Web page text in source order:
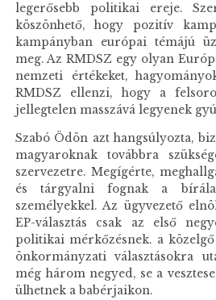
legerősebb politikai ereje.
köszönhető, hogy pozitív
kampányban európai témájú
meg. Az RMDSZ egy olyan
nemzeti értékeket,
RMDSZ ellenzi, hogy a
jellegtelen masszává legyenek
Szabó Ödön azt hangsúlyozta,
magyaroknak továbbra
szervezetre. Megígérte,
és tárgyalni fognak a
személyekkel. Az ügyvezető
EP-választás csak az első
politikai mérkőzésnek. a
önkormányzati választásokra
még három negyed, se a
ülhetnek a babérjaikon.